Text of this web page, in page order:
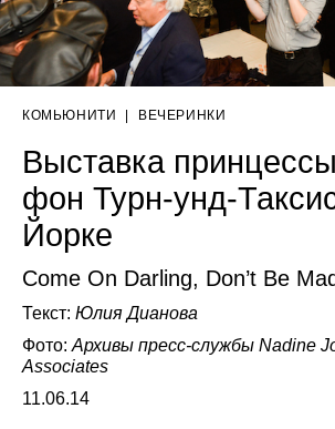
КОМЬЮНИТИ ВЕЧЕРИНКИ
Выставка
фон Турн-унд-
Йорке
Come On Darling, Don’t Be Mad
Текст: Юлия Дианова
Фото: Архивы пресс-службы Nadine
Associates
11.06.14